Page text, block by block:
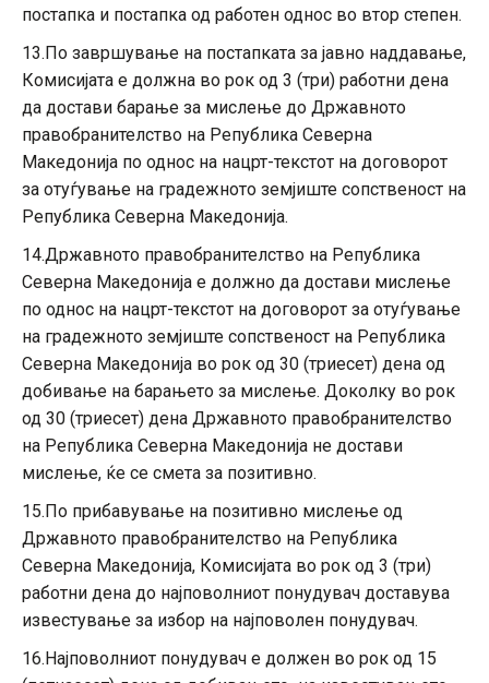
постапка и постапка од работен однос во втор степен.
13.По завршување на постапката за јавно наддавање,
Комисијата е должна во рок од 3 (три) работни дена
да достави барање за мислење до Државното
правобранителство на Република Северна
Македонија по однос на нацрт-текстот на договорот
за отуѓување на градежното земјиште сопственост на
Република Северна Македонија.
14.Државното правобранителство на Република
Северна Македонија е должно да достави мислење
по однос на нацрт-текстот на договорот за отуѓување
на градежното земјиште сопственост на Република
Северна Македонија во рок од 30 (триесет) дена од
добивање на барањето за мислење. Доколку во рок
од 30 (триесет) дена Државното правобранителство
на Република Северна Македонија не достави
мислење, ќе се смета за позитивно.
15.По прибавување на позитивно мислење од
Државното правобранителство на Република
Северна Македонија, Комисијата во рок од 3 (три)
работни дена до најповолниот понудувач доставува
известување за избор на најповолен понудувач.
16.Најповолниот понудувач е должен во рок од 15